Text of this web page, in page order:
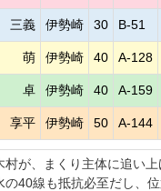
三義 伊勢崎 30 B-51
萌 伊勢崎 40 A-128
卓 伊勢崎 40 A-159
享平 伊勢崎 50 A-144
村が、まくり主体に追い上
の40線も抵抗必至だし、